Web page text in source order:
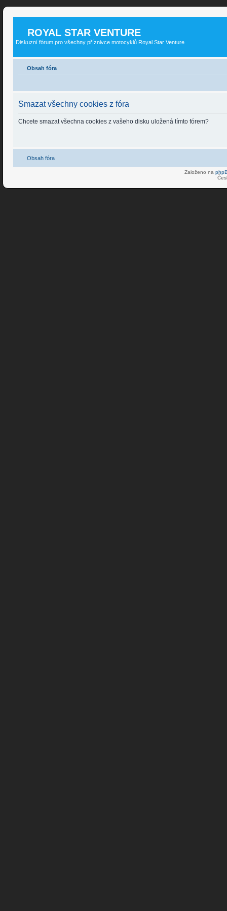
ROYAL STAR VENTURE
Diskuzní fórum pro všechny příznivce motocyklů Royal Star Venture
Obsah fóra
Smazat všechny cookies z fóra
Chcete smazat všechna cookies z vašeho disku uložená tímto fórem?
Obsah fóra
Založeno na